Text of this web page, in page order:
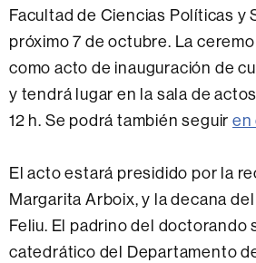
Facultad de Ciencias Políticas y
próximo 7 de octubre. La
como acto de inauguración de
y tendrá lugar en la sala de
12 h. Se podrá también seguiren
El acto estará presidido por la
Margarita Arboix, y la decana
Feliu. El padrino del doctorando
catedrático del Departamento